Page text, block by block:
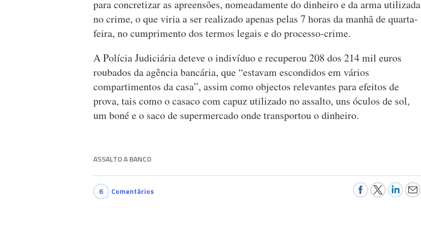
para concretizar as apreensões, nomeadamente do dinheiro e da arma utilizada
no crime, o que viria a ser realizado apenas pelas 7 horas da manhã de quarta-
feira, no cumprimento dos termos legais e do processo-crime.
A Polícia Judiciária deteve o indivíduo e recuperou 208 dos 214 mil euros
roubados da agência bancária, que “estavam escondidos em vários
compartimentos da casa”, assim como objectos relevantes para efeitos de
prova, tais como o casaco com capuz utilizado no assalto, uns óculos de sol,
um boné e o saco de supermercado onde transportou o dinheiro.
ASSALTO A BANCO
6 Comentários